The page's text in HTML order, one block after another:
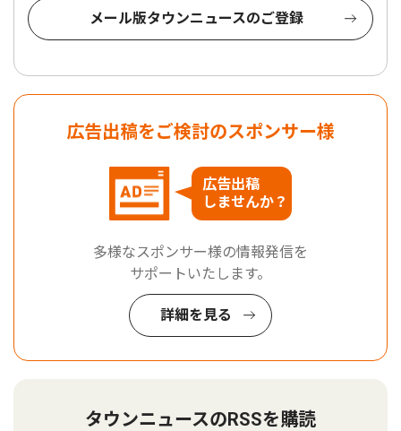
メール版タウンニュースのご登録
広告出稿をご検討のスポンサー様
広告出稿
しませんか？
多様なスポンサー様の情報発信を
サポートいたします。
詳細を見る
タウンニュースのRSSを購読